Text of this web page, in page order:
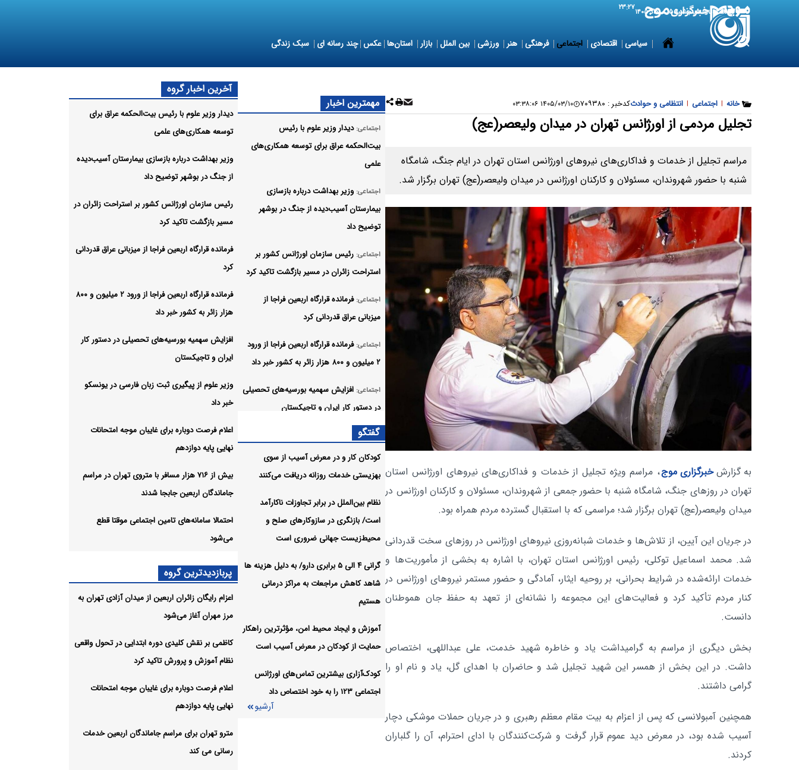
6 August 2026 پنجشنبه ۱۵ مرداد ۱۴۰۵ ۲۳:۲۷
سیاسی اقتصادی اجتماعی فرهنگی هنر ورزشی بین الملل بازار استان‌ها عکس چند رسانه ای سبک زندگی
خانه | اجتماعی | انتظامی و حوادثکدخبر : ۷۰۹۳۸۰ ۱۴۰۵/۰۳/۱۰ ۰۳:۳۸:۰۶
تجلیل مردمی از اورژانس تهران در میدان ولیعصر(عج)
مراسم تجلیل از خدمات و فداکاری‌های نیروهای اورژانس استان تهران در ایام جنگ، شامگاه
شنبه با حضور شهروندان، مسئولان و کارکنان اورژانس در میدان ولیعصر(عج) تهران برگزار شد.
به گزارشخبرگزاری موج، مراسم ویژه تجلیل از خدمات و فداکاری‌های نیروهای اورژانس استان
تهران در روزهای جنگ، شامگاه شنبه با حضور جمعی از شهروندان، مسئولان و کارکنان اورژانس در
میدان ولیعصر(عج) تهران برگزار شد؛ مراسمی که با استقبال گسترده مردم همراه بود.
در جریان این آیین، از تلاش‌ها و خدمات شبانه‌روزی نیروهای اورژانس در روزهای سخت قدردانی
شد. محمد اسماعیل توکلی، رئیس اورژانس استان تهران، با اشاره به بخشی از مأموریت‌ها و
خدمات ارائه‌شده در شرایط بحرانی، بر روحیه ایثار، آمادگی و حضور مستمر نیروهای اورژانس در
کنار مردم تأکید کرد و فعالیت‌های این مجموعه را نشانه‌ای از تعهد به حفظ جان هموطنان
دانست.
بخش دیگری از مراسم به گرامیداشت یاد و خاطره شهید خدمت، علی عبداللهی، اختصاص
داشت. در این بخش از همسر این شهید تجلیل شد و حاضران با اهدای گل، یاد و نام او را
گرامی داشتند.
همچنین آمبولانسی که پس از اعزام به بیت مقام معظم رهبری و در جریان حملات موشکی دچار
آسیب شده بود، در معرض دید عموم قرار گرفت و شرکت‌کنندگان با ادای احترام، آن را گلباران
کردند.
مهمترین اخبار
اجتماعی: دیدار وزیر علوم با رئیس
بیت‌الحکمه عراق برای توسعه همکاری‌های
علمی
اجتماعی: وزیر بهداشت درباره بازسازی
بیمارستان آسیب‌دیده از جنگ در بوشهر
توضیح داد
اجتماعی: رئیس سازمان اورژانس کشور بر
استراحت زائران در مسیر بازگشت تاکید کرد
اجتماعی: فرمانده قرارگاه اربعین فراجا از
میزبانی عراق قدردانی کرد
اجتماعی: فرمانده قرارگاه اربعین فراجا از ورود
۲ میلیون و ۸۰۰ هزار زائر به کشور خبر داد
اجتماعی: افزایش سهمیه بورسیه‌های تحصیلی
در دستور کار ایران و تاجیکستان
اجتماعی:
فارسی در یونسکو خبر داد
اجتماعی: اعلام فرصت دوباره برای غایبان
موجه امتحانات نهایی پایه دوازدهم
اجتماعی:
بیش از ۷۱۶ هزار مسافر با متروی
تهران در مراسم جاماندگان اربعین جابجا
شدند
اجتماعی: احتمالا سامانه‌های تامین اجتماعی
موقتا قطع می‌شود
گفتگو
کودکان کار و در معرض آسیب از سوی
بهزیستی خدمات روزانه دریافت می‌کنند
نظام بین‌الملل در برابر تجاوزات ناکارآمد
است/ بازنگری در سازوکارهای صلح و
محیط‌زیست جهانی ضروری است
گرانی ۴ الی ۵ برابری دارو/ به دلیل هزینه ها
شاهد کاهش مراجعات به مراکز درمانی
هستیم
آموزش و ایجاد محیط امن، مؤثرترین راهکار
حمایت از کودکان در معرض آسیب است
کودک‌آزاری بیشترین تماس‌های اورژانس
اجتماعی ۱۲۳ را به خود اختصاص داد
آرشیو
آخرین اخبار گروه
دیدار وزیر علوم با رئیس بیت‌الحکمه عراق برای
توسعه همکاری‌های علمی
وزیر بهداشت درباره بازسازی بیمارستان آسیب‌دیده
از جنگ در بوشهر توضیح داد
رئیس سازمان اورژانس کشور بر استراحت زائران در
مسیر بازگشت تاکید کرد
فرمانده قرارگاه اربعین فراجا از میزبانی عراق قدردانی
کرد
فرمانده قرارگاه اربعین فراجا از ورود ۲ میلیون و ۸۰۰
هزار زائر به کشور خبر داد
افزایش سهمیه بورسیه‌های تحصیلی در دستور کار
ایران و تاجیکستان
وزیر علوم از پیگیری ثبت زبان فارسی در یونسکو
خبر داد
اعلام فرصت دوباره برای غایبان موجه امتحانات
نهایی پایه دوازدهم
بیش از ۷۱۶ هزار مسافر با متروی تهران در مراسم
جاماندگان اربعین جابجا شدند
احتمالا سامانه‌های تامین اجتماعی موقتا قطع
می‌شود
پربازدیدترین گروه
اعزام رایگان زائران اربعین از میدان آزادی تهران به
مرز مهران آغاز می‌شود
کاظمی بر نقش کلیدی دوره ابتدایی در تحول واقعی
نظام آموزش و پرورش تاکید کرد
اعلام فرصت دوباره برای غایبان موجه امتحانات
نهایی پایه دوازدهم
مترو تهران برای مراسم جاماندگان اربعین خدمات
رسانی می کند